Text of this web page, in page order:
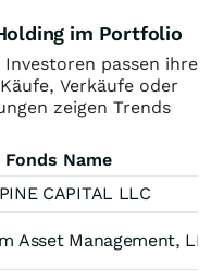
im Portfolio
passen ihre
Verkäufe oder
zeigen Trends
Fonds Name
CAPITAL LLC
Asset Management,